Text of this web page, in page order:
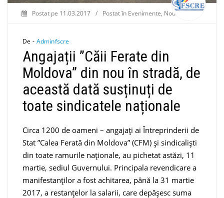
Postat pe 11.03.2017 / Postat în Evenimente, Noutăți
De - Adminfscre
Angajații ”Căii Ferate din
Moldova” din nou în stradă, de
această dată susținuți de
toate sindicatele naționale
Circa 1200 de oameni – angajați ai Întreprinderii de
Stat ”Calea Ferată din Moldova” (CFM) și sindicaliști
din toate ramurile naționale, au pichetat astăzi, 11
martie, sediul Guvernului. Principala revendicare a
manifestanților a fost achitarea, până la 31 martie
2017, a restanțelor la salarii, care depășesc suma